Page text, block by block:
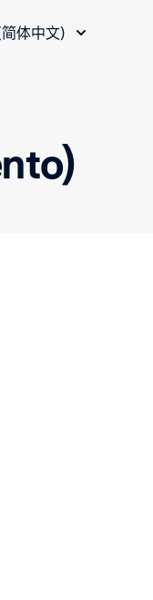
体中文)